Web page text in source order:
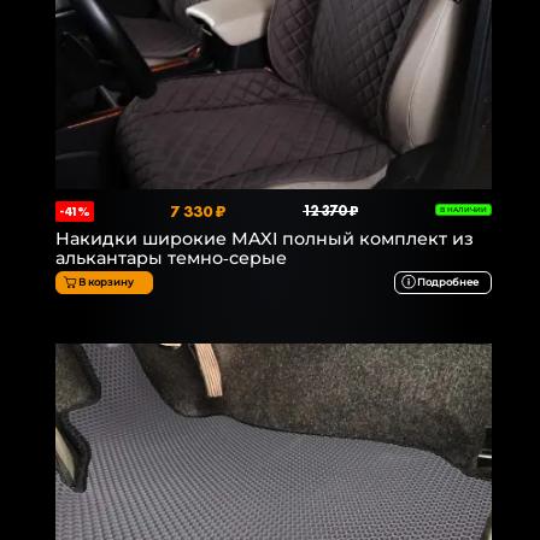
-41% 7 330 ₽ 12 370 ₽ В НАЛИЧИИ
Накидки широкие MAXI полный комплект из
алькантары темно-серые
В корзину Подробнее